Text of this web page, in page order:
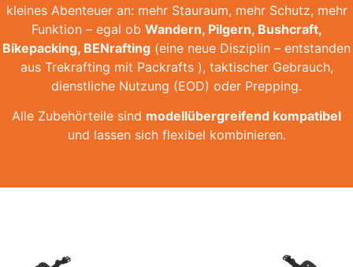
kleines Abenteuer an: mehr Stauraum, mehr Schutz, mehr
Funktion – egal ob Wandern, Pilgern, Bushcraft,
Bikepacking, BENrafting (eine neue Disziplin – entstanden
aus Trekrafting mit Packrafts ), taktischer Gebrauch,
dienstliche Nutzung (EOD) oder Prepping.
Alle Zubehörteile sind modellübergreifend kompatibel
und lassen sich flexibel kombinieren.